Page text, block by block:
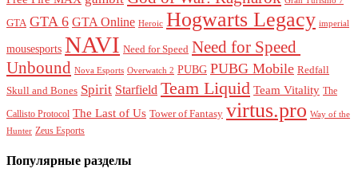
GTA GTA 6 GTA Online Heroic Hogwarts Legacy imperial
mousesports NAVI Need for Speed Need for Speed ​​
Unbound Nova Esports Overwatch 2 PUBG PUBG Mobile Redfall
Skull and Bones Spirit Starfield Team Liquid Team Vitality The
Callisto Protocol The Last of Us Tower of Fantasy virtus.pro Way of the
Hunter Zeus Esports
Популярные разделы